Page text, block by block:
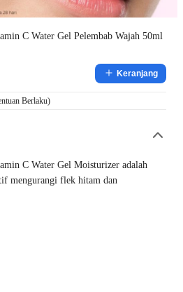
C Water Gel Pelembab Wajah 50ml
Keranjang
Berlaku)
C Water Gel Moisturizer adalah
mengurangi flek hitam dan